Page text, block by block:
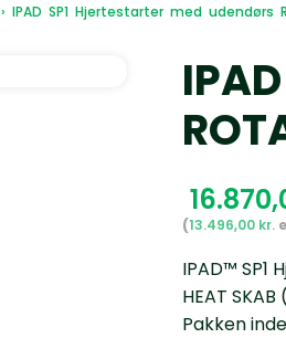
› IPAD SP1 Hjertestarter med udendørs
13.496,00 kr.
IPAD™
HEAT SKAB
Pakken